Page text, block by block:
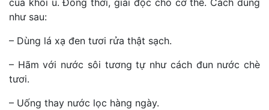
của khối u. Đồng thời, giải độc cho cơ thể. Cách dùng
như sau:
– Dùng lá xạ đen tươi rửa thật sạch.
– Hãm với nước sôi tương tự như cách đun nước chè
tươi.
– Uống thay nước lọc hàng ngày.